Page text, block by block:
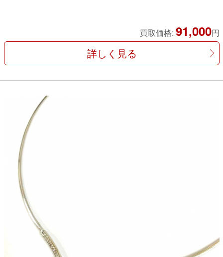
買取価格: 91,000円
詳しく見る